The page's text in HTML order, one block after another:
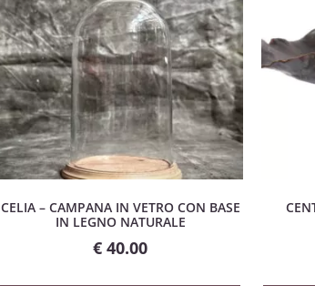
CELIA – CAMPANA IN VETRO CON BASE
IN LEGNO NATURALE
€ 40.00